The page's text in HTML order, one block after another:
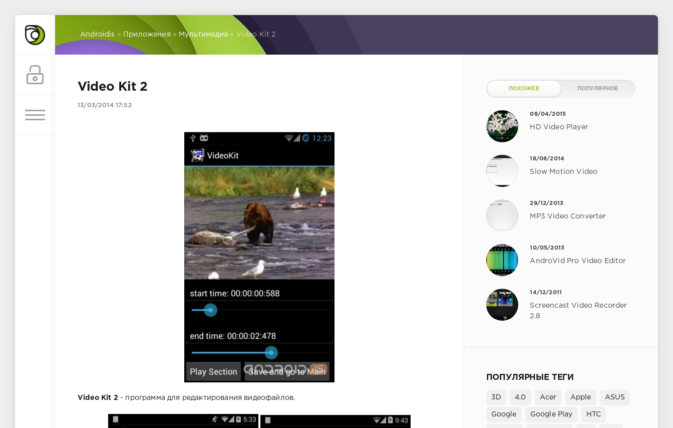
Androidis » Приложения » Мультимедиа » Video Kit 2
Video Kit 2
13/03/2014 17:52
Video Kit 2 - программа для редактирования видеофайлов.
ПОХОЖЕЕ ПОПУЛЯРНОЕ
08/04/2015
HD Video Player
18/08/2014
Slow Motion Video
29/12/2013
MP3 Video Converter
10/05/2013
AndroVid Pro Video Editor
14/12/2011
Screencast Video Recorder
2.8
ПОПУЛЯРНЫЕ ТЕГИ
3D 4.0 Acer Apple ASUS
Google Google Play HTC